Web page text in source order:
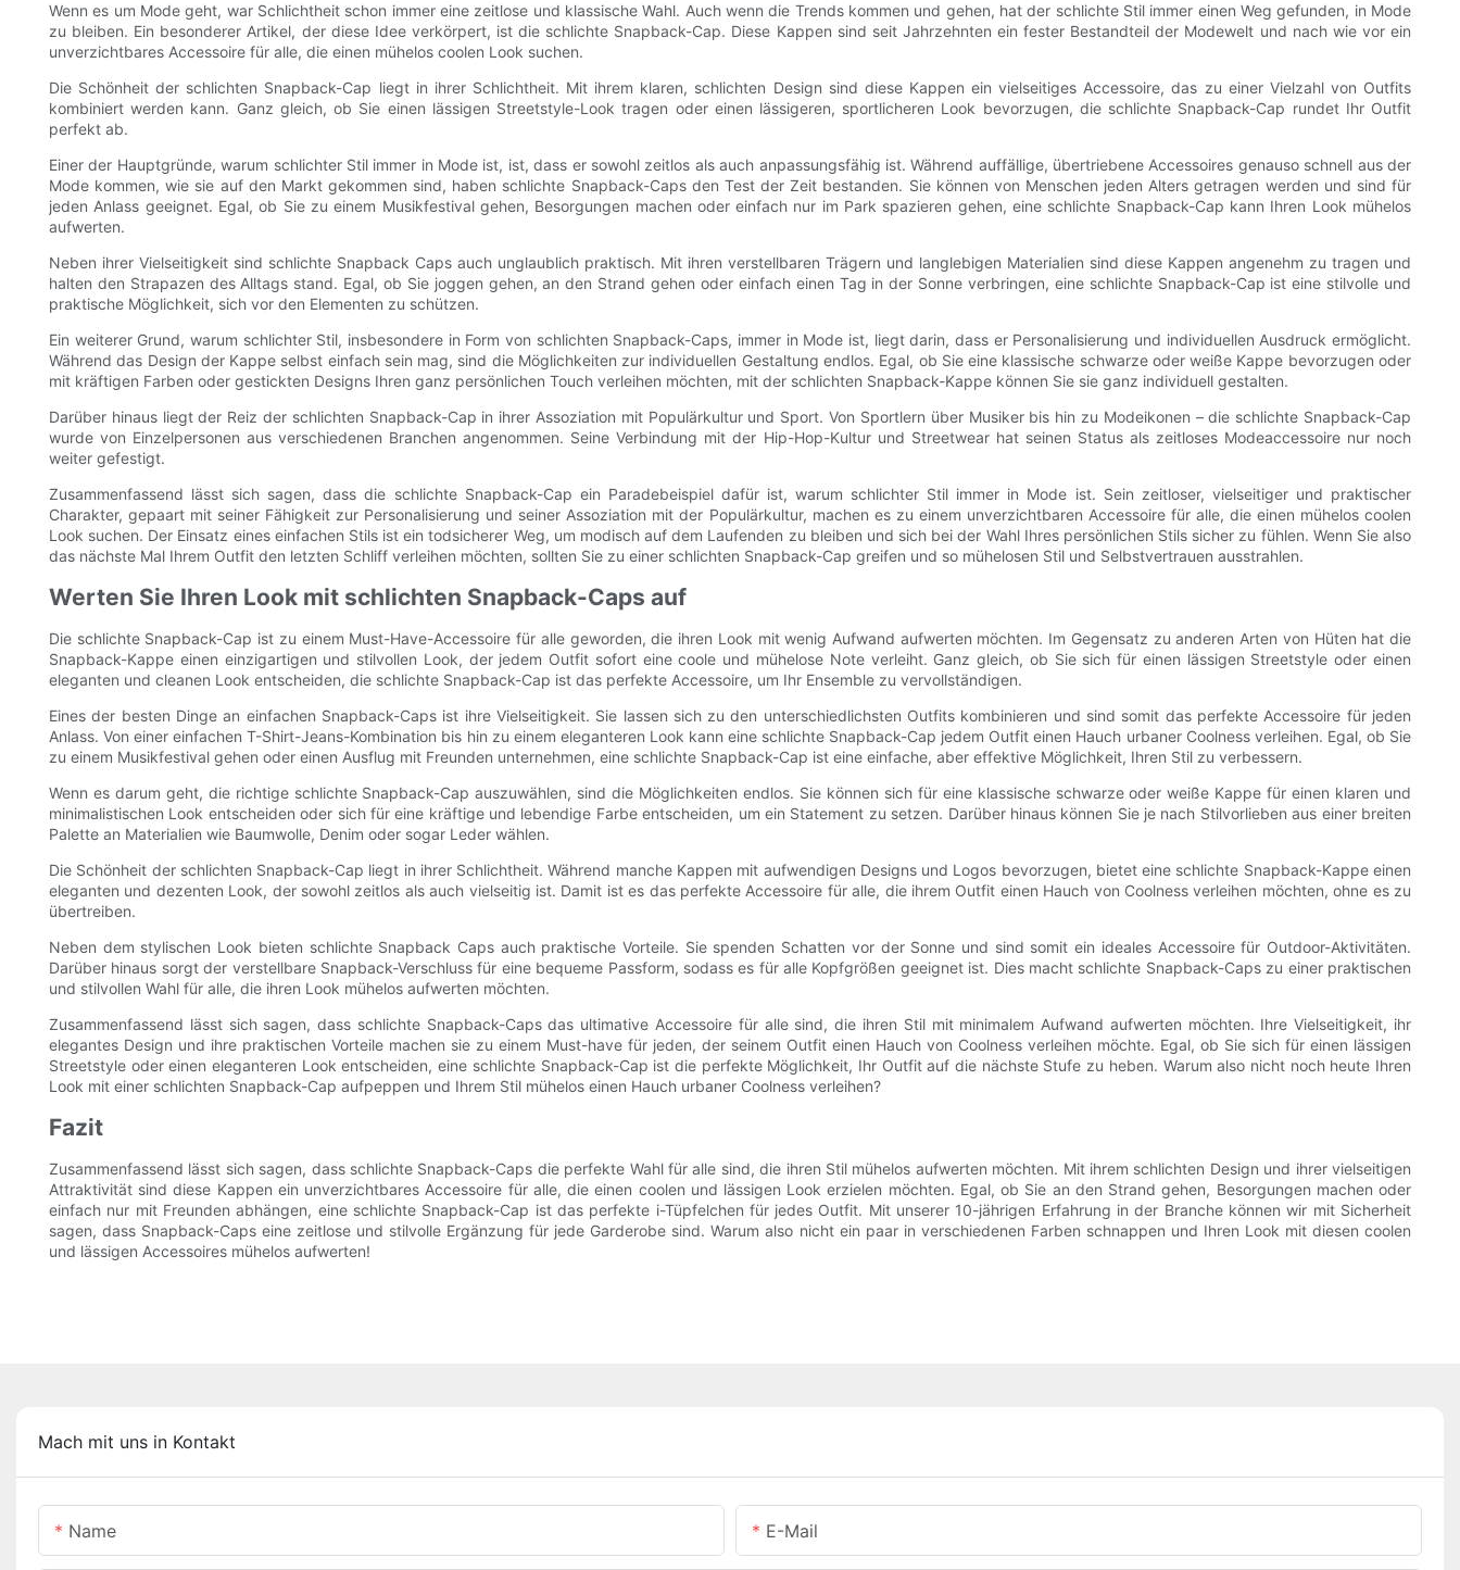
Wenn es um Mode geht, war Schlichtheit schon immer eine zeitlose und klassische Wahl. Auch wenn die Trends kommen und gehen, hat der schlichte Stil immer einen Weg gefunden, in Mode
zu bleiben. Ein besonderer Artikel, der diese Idee verkörpert, ist die schlichte Snapback-Cap. Diese Kappen sind seit Jahrzehnten ein fester Bestandteil der Modewelt und nach wie vor ein
unverzichtbares Accessoire für alle, die einen mühelos coolen Look suchen.
Die Schönheit der schlichten Snapback-Cap liegt in ihrer Schlichtheit. Mit ihrem klaren, schlichten Design sind diese Kappen ein vielseitiges Accessoire, das zu einer Vielzahl von Outfits
kombiniert werden kann. Ganz gleich, ob Sie einen lässigen Streetstyle-Look tragen oder einen lässigeren, sportlicheren Look bevorzugen, die schlichte Snapback-Cap rundet Ihr Outfit
perfekt ab.
Einer der Hauptgründe, warum schlichter Stil immer in Mode ist, ist, dass er sowohl zeitlos als auch anpassungsfähig ist. Während auffällige, übertriebene Accessoires genauso schnell aus der
Mode kommen, wie sie auf den Markt gekommen sind, haben schlichte Snapback-Caps den Test der Zeit bestanden. Sie können von Menschen jeden Alters getragen werden und sind für
jeden Anlass geeignet. Egal, ob Sie zu einem Musikfestival gehen, Besorgungen machen oder einfach nur im Park spazieren gehen, eine schlichte Snapback-Cap kann Ihren Look mühelos
aufwerten.
Neben ihrer Vielseitigkeit sind schlichte Snapback Caps auch unglaublich praktisch. Mit ihren verstellbaren Trägern und langlebigen Materialien sind diese Kappen angenehm zu tragen und
halten den Strapazen des Alltags stand. Egal, ob Sie joggen gehen, an den Strand gehen oder einfach einen Tag in der Sonne verbringen, eine schlichte Snapback-Cap ist eine stilvolle und
praktische Möglichkeit, sich vor den Elementen zu schützen.
Ein weiterer Grund, warum schlichter Stil, insbesondere in Form von schlichten Snapback-Caps, immer in Mode ist, liegt darin, dass er Personalisierung und individuellen Ausdruck ermöglicht.
Während das Design der Kappe selbst einfach sein mag, sind die Möglichkeiten zur individuellen Gestaltung endlos. Egal, ob Sie eine klassische schwarze oder weiße Kappe bevorzugen oder
mit kräftigen Farben oder gestickten Designs Ihren ganz persönlichen Touch verleihen möchten, mit der schlichten Snapback-Kappe können Sie sie ganz individuell gestalten.
Darüber hinaus liegt der Reiz der schlichten Snapback-Cap in ihrer Assoziation mit Populärkultur und Sport. Von Sportlern über Musiker bis hin zu Modeikonen – die schlichte Snapback-Cap
wurde von Einzelpersonen aus verschiedenen Branchen angenommen. Seine Verbindung mit der Hip-Hop-Kultur und Streetwear hat seinen Status als zeitloses Modeaccessoire nur noch
weiter gefestigt.
Zusammenfassend lässt sich sagen, dass die schlichte Snapback-Cap ein Paradebeispiel dafür ist, warum schlichter Stil immer in Mode ist. Sein zeitloser, vielseitiger und praktischer
Charakter, gepaart mit seiner Fähigkeit zur Personalisierung und seiner Assoziation mit der Populärkultur, machen es zu einem unverzichtbaren Accessoire für alle, die einen mühelos coolen
Look suchen. Der Einsatz eines einfachen Stils ist ein todsicherer Weg, um modisch auf dem Laufenden zu bleiben und sich bei der Wahl Ihres persönlichen Stils sicher zu fühlen. Wenn Sie also
das nächste Mal Ihrem Outfit den letzten Schliff verleihen möchten, sollten Sie zu einer schlichten Snapback-Cap greifen und so mühelosen Stil und Selbstvertrauen ausstrahlen.
Werten Sie Ihren Look mit schlichten Snapback-Caps auf
Die schlichte Snapback-Cap ist zu einem Must-Have-Accessoire für alle geworden, die ihren Look mit wenig Aufwand aufwerten möchten. Im Gegensatz zu anderen Arten von Hüten hat die
Snapback-Kappe einen einzigartigen und stilvollen Look, der jedem Outfit sofort eine coole und mühelose Note verleiht. Ganz gleich, ob Sie sich für einen lässigen Streetstyle oder einen
eleganten und cleanen Look entscheiden, die schlichte Snapback-Cap ist das perfekte Accessoire, um Ihr Ensemble zu vervollständigen.
Eines der besten Dinge an einfachen Snapback-Caps ist ihre Vielseitigkeit. Sie lassen sich zu den unterschiedlichsten Outfits kombinieren und sind somit das perfekte Accessoire für jeden
Anlass. Von einer einfachen T-Shirt-Jeans-Kombination bis hin zu einem eleganteren Look kann eine schlichte Snapback-Cap jedem Outfit einen Hauch urbaner Coolness verleihen. Egal, ob Sie
zu einem Musikfestival gehen oder einen Ausflug mit Freunden unternehmen, eine schlichte Snapback-Cap ist eine einfache, aber effektive Möglichkeit, Ihren Stil zu verbessern.
Wenn es darum geht, die richtige schlichte Snapback-Cap auszuwählen, sind die Möglichkeiten endlos. Sie können sich für eine klassische schwarze oder weiße Kappe für einen klaren und
minimalistischen Look entscheiden oder sich für eine kräftige und lebendige Farbe entscheiden, um ein Statement zu setzen. Darüber hinaus können Sie je nach Stilvorlieben aus einer breiten
Palette an Materialien wie Baumwolle, Denim oder sogar Leder wählen.
Die Schönheit der schlichten Snapback-Cap liegt in ihrer Schlichtheit. Während manche Kappen mit aufwendigen Designs und Logos bevorzugen, bietet eine schlichte Snapback-Kappe einen
eleganten und dezenten Look, der sowohl zeitlos als auch vielseitig ist. Damit ist es das perfekte Accessoire für alle, die ihrem Outfit einen Hauch von Coolness verleihen möchten, ohne es zu
übertreiben.
Neben dem stylischen Look bieten schlichte Snapback Caps auch praktische Vorteile. Sie spenden Schatten vor der Sonne und sind somit ein ideales Accessoire für Outdoor-Aktivitäten.
Darüber hinaus sorgt der verstellbare Snapback-Verschluss für eine bequeme Passform, sodass es für alle Kopfgrößen geeignet ist. Dies macht schlichte Snapback-Caps zu einer praktischen
und stilvollen Wahl für alle, die ihren Look mühelos aufwerten möchten.
Zusammenfassend lässt sich sagen, dass schlichte Snapback-Caps das ultimative Accessoire für alle sind, die ihren Stil mit minimalem Aufwand aufwerten möchten. Ihre Vielseitigkeit, ihr
elegantes Design und ihre praktischen Vorteile machen sie zu einem Must-have für jeden, der seinem Outfit einen Hauch von Coolness verleihen möchte. Egal, ob Sie sich für einen lässigen
Streetstyle oder einen eleganteren Look entscheiden, eine schlichte Snapback-Cap ist die perfekte Möglichkeit, Ihr Outfit auf die nächste Stufe zu heben. Warum also nicht noch heute Ihren
Look mit einer schlichten Snapback-Cap aufpeppen und Ihrem Stil mühelos einen Hauch urbaner Coolness verleihen?
Fazit
Zusammenfassend lässt sich sagen, dass schlichte Snapback-Caps die perfekte Wahl für alle sind, die ihren Stil mühelos aufwerten möchten. Mit ihrem schlichten Design und ihrer vielseitigen
Attraktivität sind diese Kappen ein unverzichtbares Accessoire für alle, die einen coolen und lässigen Look erzielen möchten. Egal, ob Sie an den Strand gehen, Besorgungen machen oder
einfach nur mit Freunden abhängen, eine schlichte Snapback-Cap ist das perfekte i-Tüpfelchen für jedes Outfit. Mit unserer 10-jährigen Erfahrung in der Branche können wir mit Sicherheit
sagen, dass Snapback-Caps eine zeitlose und stilvolle Ergänzung für jede Garderobe sind. Warum also nicht ein paar in verschiedenen Farben schnappen und Ihren Look mit diesen coolen
und lässigen Accessoires mühelos aufwerten!
Mach mit uns in Kontakt
Name E-Mail